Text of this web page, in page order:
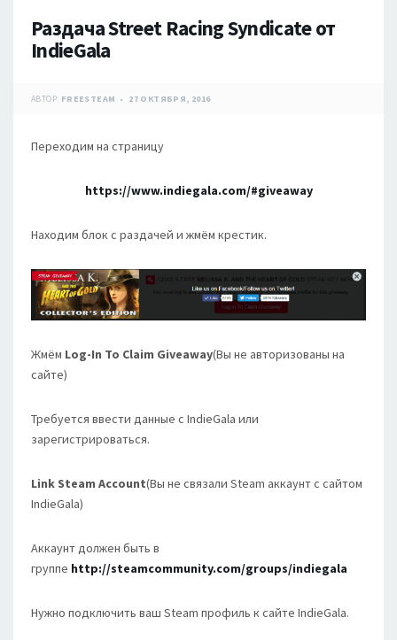
Раздача Street Racing Syndicate от
IndieGala
АВТОР: FREESTEAM 27 ОКТЯБРЯ, 2016
Переходим на страницу
https://www.indiegala.com/#giveaway
Находим блок с раздачей и жмём крестик.
Жмём Log-In To Claim Giveaway(Вы не авторизованы на
сайте)
Требуется ввести данные с IndieGala или
зарегистрироваться.
Link Steam Account(Вы не связали Steam аккаунт с сайтом
IndieGala)
Аккаунт должен быть в
группе http://steamcommunity.com/groups/indiegala
Нужно подключить ваш Steam профиль к сайте IndieGala.